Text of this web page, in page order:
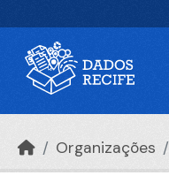
Organizações